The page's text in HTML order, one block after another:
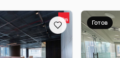
Готов